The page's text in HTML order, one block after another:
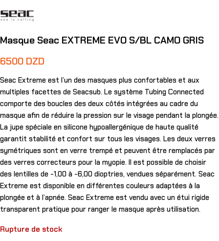
Masque Seac EXTREME EVO S/BL CAMO GRIS
6500 DZD
Seac Extreme est l’un des masques plus confortables et aux
multiples facettes de Seacsub. Le système Tubing Connected
comporte des boucles des deux côtés intégrées au cadre du
masque afin de réduire la pression sur le visage pendant la plongée.
La jupe spéciale en silicone hypoallergénique de haute qualité
garantit stabilité et confort sur tous les visages. Les deux verres
symétriques sont en verre trempé et peuvent être remplacés par
des verres correcteurs pour la myopie. Il est possible de choisir
des lentilles de -1,00 à -6,00 dioptries, vendues séparément. Seac
Extreme est disponible en différentes couleurs adaptées à la
plongée et à l’apnée. Seac Extreme est vendu avec un étui rigide
transparent pratique pour ranger le masque après utilisation.
Rupture de stock